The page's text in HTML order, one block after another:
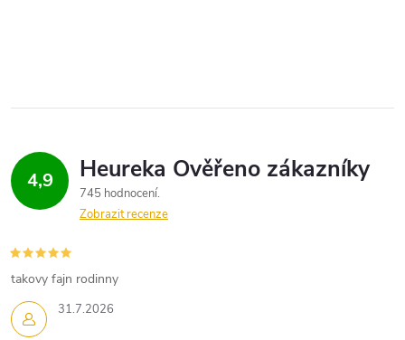
l
d
a
c
í
p
4,9
745 hodnocení
Zobrazit recenze
31.7.2026
takovy fajn rodinny